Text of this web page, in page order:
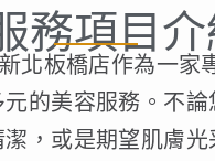
務項目
北板橋店作為一家
的美容服務。不論
，或是期望肌膚光